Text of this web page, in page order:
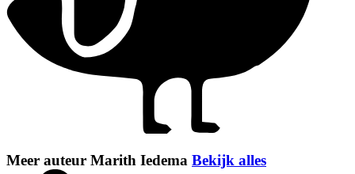
Meer auteur Marith Iedema Bekijk alles